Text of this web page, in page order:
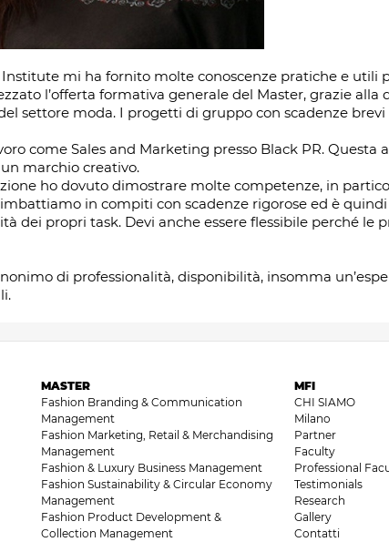
mi ha fornito molte conoscenze pratiche e utili
l’offerta formativa generale del Master, grazie
settore moda. I progetti di gruppo con scadenze
come Sales and Marketing presso Black PR. Questa
marchio creativo.
ho dovuto dimostrare molte competenze, in
in compiti con scadenze rigorose ed è quindi
dei propri task. Devi anche essere flessibile perché le
di professionalità, disponibilità, insomma
MASTER
Fashion Branding & Communication
Management
Fashion Marketing, Retail & Merchandising
Management
Fashion & Luxury Business Management
Fashion Sustainability & Circular Economy
Management
Fashion Product Development &
Collection Management
MFI
CHI SIAMO
Milano
Partner
Faculty
Professional
Testimonials
Research
Gallery
Contatti